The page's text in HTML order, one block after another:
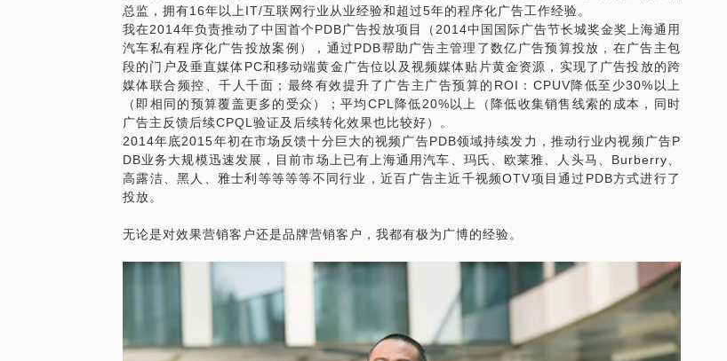
总监，拥有16年以上IT/互联网行业从业经验和超过5年的程序化广告工作经验。
我在2014年负责推动了中国首个PDB广告投放项目（2014中国国际广告节长城奖金奖上海通用
汽车私有程序化广告投放案例），通过PDB帮助广告主管理了数亿广告预算投放，在广告主包
段的门户及垂直媒体PC和移动端黄金广告位以及视频媒体贴片黄金资源，实现了广告投放的跨
媒体联合频控、千人千面；最终有效提升了广告主广告预算的ROI：CPUV降低至少30%以上
（即相同的预算覆盖更多的受众）；平均CPL降低20%以上（降低收集销售线索的成本，同时
广告主反馈后续CPQL验证及后续转化效果也比较好）。
2014年底2015年初在市场反馈十分巨大的视频广告PDB领域持续发力，推动行业内视频广告P
DB业务大规模迅速发展，目前市场上已有上海通用汽车、玛氏、欧莱雅、人头马、Burberry、
高露洁、黑人、雅士利等等等等不同行业，近百广告主近千视频OTV项目通过PDB方式进行了
投放。